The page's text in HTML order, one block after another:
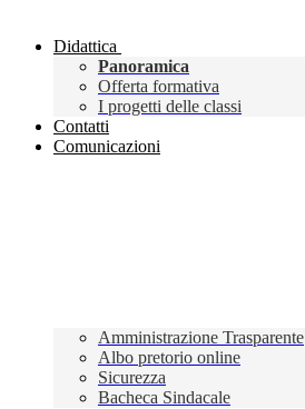
Didattica
Panoramica
Offerta formativa
I progetti delle classi
Contatti
Comunicazioni
Amministrazione Trasparente
Albo pretorio online
Sicurezza
Bacheca Sindacale